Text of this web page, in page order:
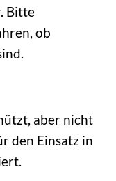
Bitte
ob
aber nicht
den Einsatz in